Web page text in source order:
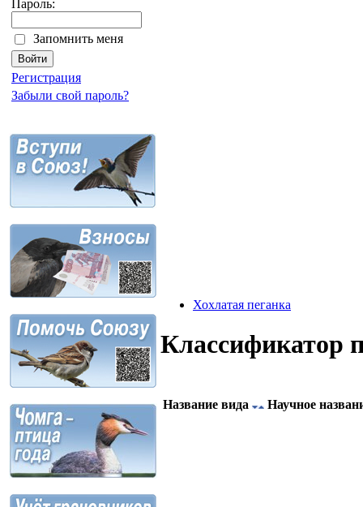
Пароль:
Запомнить меня
Регистрация
Забыли свой пароль?
Хохлатая пеганка
Классификатор
Название вида Научное